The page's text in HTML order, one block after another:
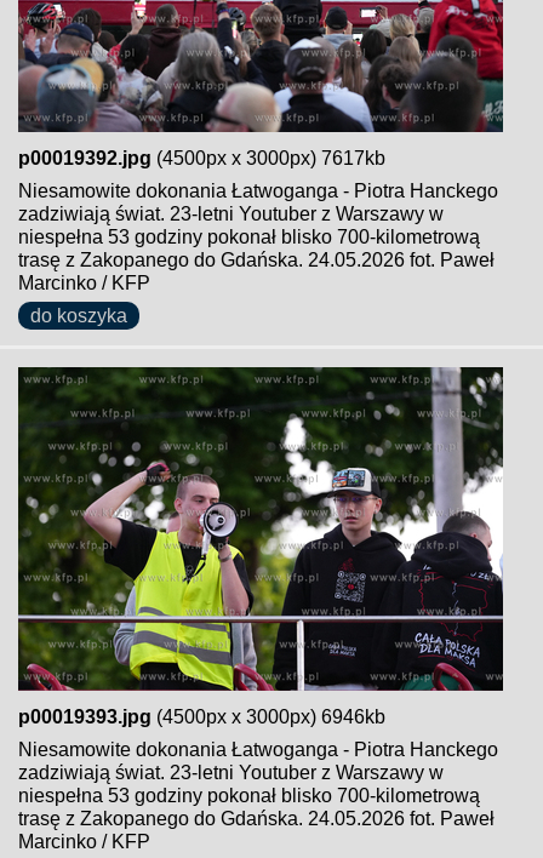
p00019392.jpg (4500px x 3000px) 7617kb
Niesamowite dokonania Łatwoganga - Piotra Hanckego
zadziwiają świat. 23-letni Youtuber z Warszawy w
niespełna 53 godziny pokonał blisko 700-kilometrową
trasę z Zakopanego do Gdańska. 24.05.2026 fot. Paweł
Marcinko / KFP
do koszyka
p00019393.jpg (4500px x 3000px) 6946kb
Niesamowite dokonania Łatwoganga - Piotra Hanckego
zadziwiają świat. 23-letni Youtuber z Warszawy w
niespełna 53 godziny pokonał blisko 700-kilometrową
trasę z Zakopanego do Gdańska. 24.05.2026 fot. Paweł
Marcinko / KFP